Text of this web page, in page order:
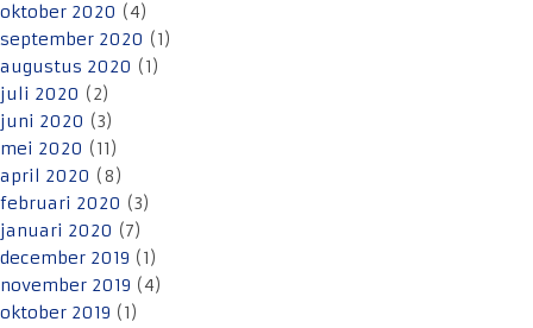
oktober 2020 (4)
september 2020 (1)
augustus 2020 (1)
juli 2020 (2)
juni 2020 (3)
mei 2020 (11)
april 2020 (8)
februari 2020 (3)
januari 2020 (7)
december 2019 (1)
november 2019 (4)
oktober 2019 (1)